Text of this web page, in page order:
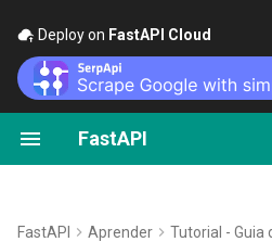
Deploy on FastAPI Cloud
FastAPI
de -
Segurança - Primeiros
Obter Usuário Atual
Transmitir dados
Operação de Rota
Sobre as versões do FastAPI
Geral - Como Fazer -
Migrar do Pydantic v1 para o
FastAPI class
FastAPI People
Alternativas, Inspiração e
História, Design e Futuro
FastAPI Aprender Tutorial - Guia